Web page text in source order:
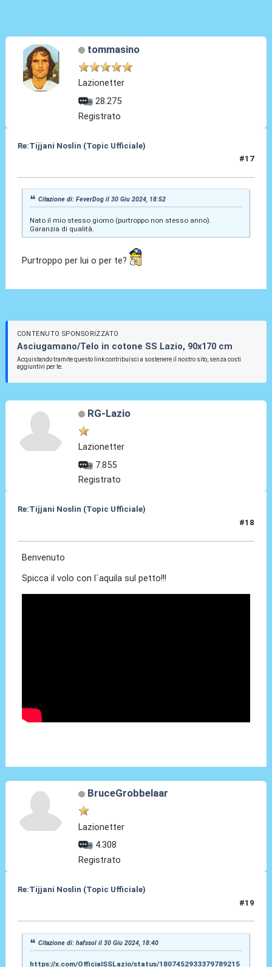
tommasino
Lazionetter
28.275
Registrato
Re:Tijjani Noslin (Topic Ufficiale)
#17
Citazione di: FeverDog il 30 Giu 2024, 18:52
Nato il mio stesso giorno (purtroppo non stesso anno).
Garanzia di qualità.
Purtroppo per lui o per te?
CONTENUTO SPONSORIZZATO
Asciugamano/Telo in cotone SS Lazio, 90x170 cm
Acquistando tramite questo link contribuisci a sostenere il nostro sito, senza costi
aggiuntivi per te.
RG-Lazio
Lazionetter
7.855
Registrato
Re:Tijjani Noslin (Topic Ufficiale)
#18
Benvenuto
Spicca il volo con l´aquila sul petto!!!
BruceGrobbelaar
Lazionetter
4.308
Registrato
Re:Tijjani Noslin (Topic Ufficiale)
#19
Citazione di: hafssol il 30 Giu 2024, 18:40
https://x.com/OfficialSSLazio/status/1807452933379789215